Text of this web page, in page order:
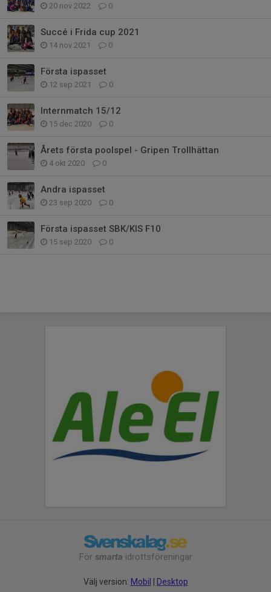
20 nov 2022 0
Succé i Frida cup 2021
14 nov 2021 0
Första ispasset
12 sep 2021 0
Internmatch 15/12
15 dec 2020 0
Årets första poolspel - Gripen Trollhättan
4 okt 2020 0
Andra ispasset
23 sep 2020 0
Första ispasset SBK/KIS F10
15 sep 2020 0
För smarta idrottsföreningar
Välj version: Mobil | Desktop